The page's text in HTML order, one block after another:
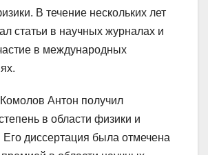
В течение нескольких лет
статьи в научных журналах и
в международных
Антон получил
в области физики и
Его диссертация была отмечена